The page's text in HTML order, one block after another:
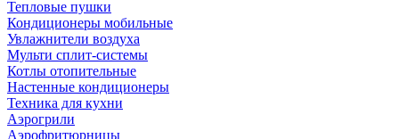
Тепловые пушки
Кондиционеры мобильные
Увлажнители воздуха
Мульти сплит-системы
Котлы отопительные
Настенные кондиционеры
Техника для кухни
Аэрогрили
Аэрофритюрницы